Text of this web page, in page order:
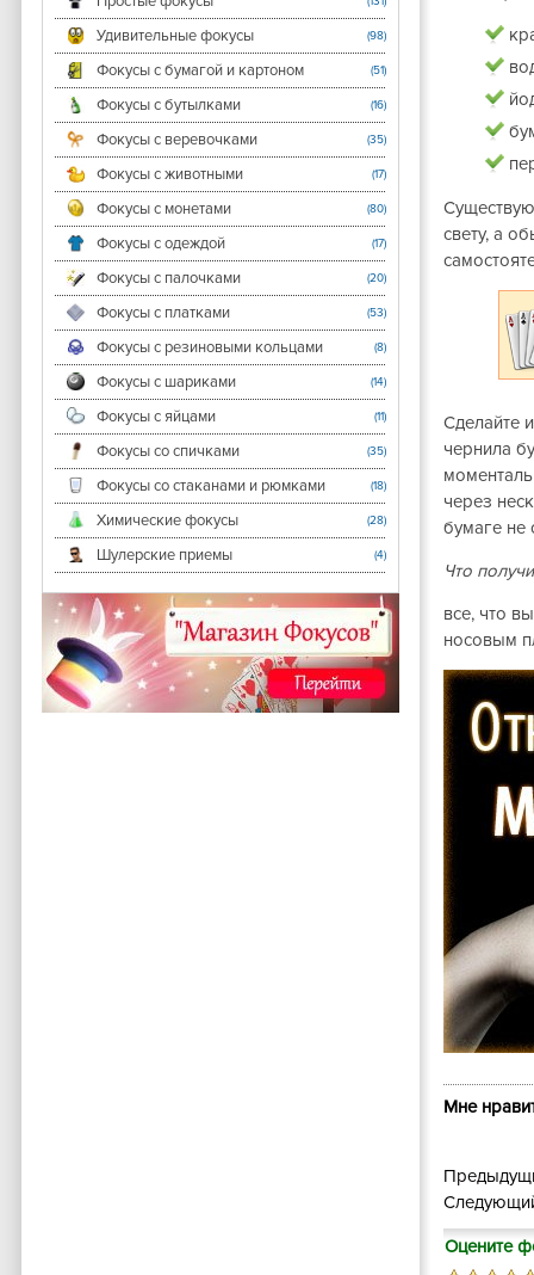
Удивительные фокусы (98)
Фокусы с бумагой и картоном (51)
Фокусы с бутылками (16)
Фокусы с веревочками (35)
Фокусы с животными (17)
Фокусы с монетами (80)
Фокусы с одеждой (17)
Фокусы с палочками (20)
Фокусы с платками (53)
Фокусы с резиновыми кольцами (8)
Фокусы с шариками (14)
Фокусы с яйцами (11)
Фокусы со спичками (35)
Фокусы со стаканами и рюмками (18)
Химические фокусы (28)
Шулерские приемы (4)
свету, а
Сделайте
чернила
через
бумаге не
Что
все, что
носовым
Мне
Оцените